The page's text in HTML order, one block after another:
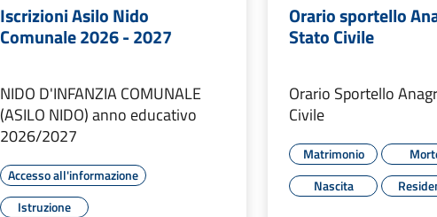
Iscrizioni Asilo Nido
Comunale 2026 - 2027
NIDO D'INFANZIA COMUNALE
(ASILO NIDO) anno educativo
2026/2027
Accesso all'informazione
Istruzione
Orario sportello
Stato Civile
Orario Sportello
Civile
Matrimonio
Nascita